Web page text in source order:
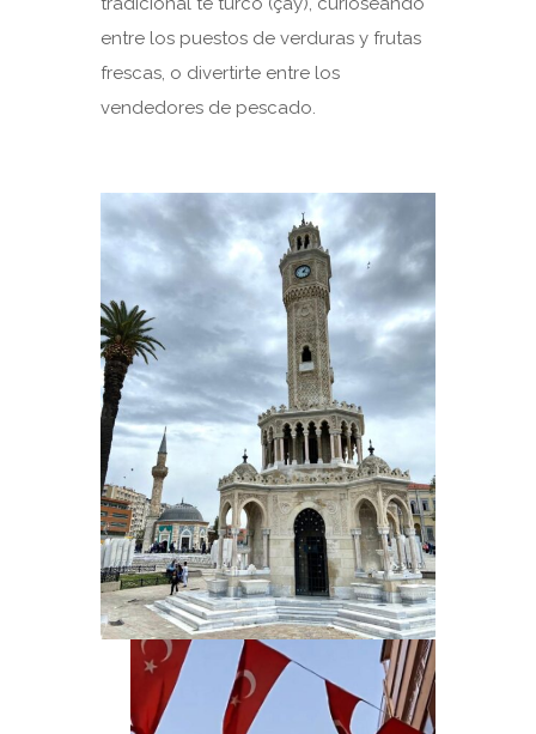
entre los puestos de verduras y frutas
frescas, o divertirte entre los
vendedores de pescado.